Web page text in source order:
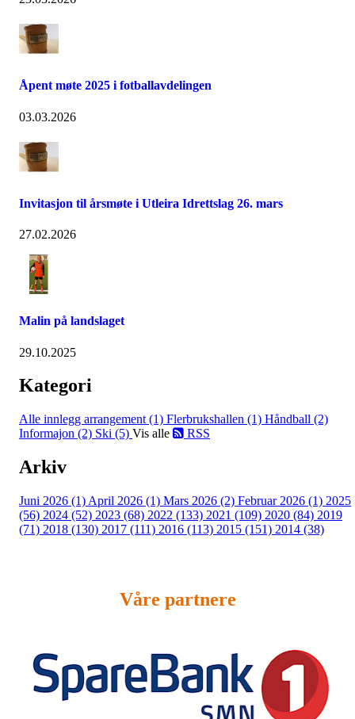
Åpent møte 2025 i fotballavdelingen
03.03.2026
Invitasjon til årsmøte i Utleira Idrettslag 26. mars
27.02.2026
Malin på landslaget
29.10.2025
Kategori
Alle innlegg arrangement (1) Flerbrukshallen (1) Håndball (2)
Informajon (2) Ski (5) Vis alle RSS
Arkiv
Juni 2026 (1) April 2026 (1) Mars 2026 (2) Februar 2026 (1) 2025
(56) 2024 (52) 2023 (68) 2022 (133) 2021 (109) 2020 (84) 2019
(71) 2018 (130) 2017 (111) 2016 (113) 2015 (151) 2014 (38)
Våre partnere